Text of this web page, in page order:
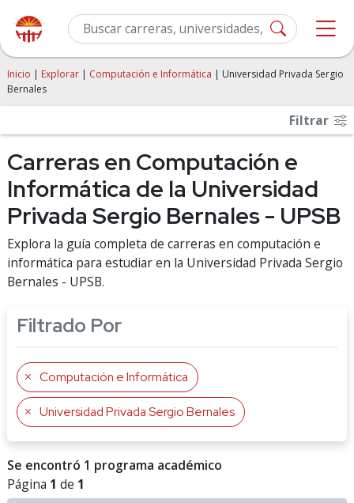
Inicio | Explorar | Computación e Informática | Universidad Privada Sergio
Bernales
Filtrar
Carreras en Computación e
Informática de la Universidad
Privada Sergio Bernales - UPSB
Explora la guía completa de carreras en computación e
informática para estudiar en la Universidad Privada Sergio
Bernales - UPSB.
Filtrado Por
Computación e Informática
Universidad Privada Sergio Bernales
Se encontró 1 programa académico
Página 1 de 1